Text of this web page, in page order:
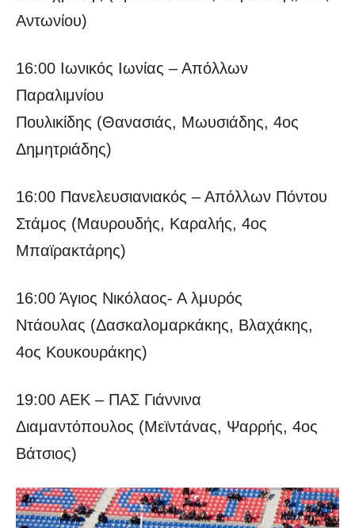
Αντωνίου)
16:00 Ιωνικός Ιωνίας – Απόλλων
Παραλιμνίου
Πουλικίδης (Θανασιάς, Μωυσιάδης, 4ος
Δημητριάδης)
16:00 Πανελευσιανιακός – Απόλλων Πόντου
Στάμος (Μαυρουδής, Καραλής, 4ος
Μπαϊρακτάρης)
16:00 Άγιος Νικόλαος- Α λμυρός
Ντάουλας (Δασκαλομαρκάκης, Βλαχάκης,
4ος Κουκουράκης)
19:00 ΑΕΚ – ΠΑΣ Γιάννινα
Διαμαντόπουλος (Μεϊντάνας, Ψαρρής, 4ος
Βάτσιος)